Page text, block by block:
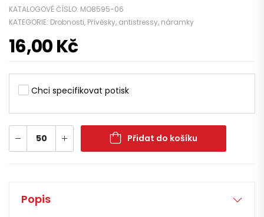
KATALOGOVÉ ČÍSLO: MO8595-06
KATEGORIE: Drobnosti, Přívěsky, antistressy, náramky
16,00Kč
Chci specifikovat potisk
Přidat do košíku
Popis